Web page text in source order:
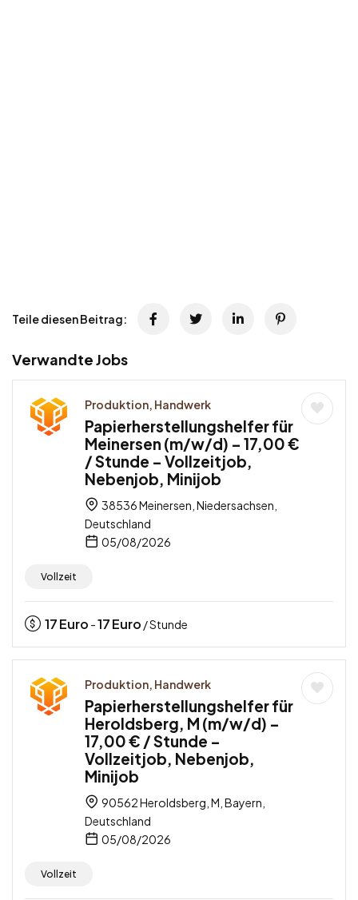
Teile diesen Beitrag:
Verwandte Jobs
Produktion, Handwerk
Papierherstellungshelfer für
Meinersen (m/w/d) – 17,00 €
/ Stunde – Vollzeitjob,
Nebenjob, Minijob
38536 Meinersen, Niedersachsen,
Deutschland
05/08/2026
Vollzeit
17Euro -17Euro / Stunde
Produktion, Handwerk
Papierherstellungshelfer für
Heroldsberg, M (m/w/d) –
17,00 € / Stunde –
Vollzeitjob, Nebenjob,
Minijob
90562 Heroldsberg, M, Bayern,
Deutschland
05/08/2026
Vollzeit